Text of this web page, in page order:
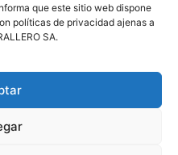
que este sitio web dispone
políticas de privacidad ajenas a
SA.
sin compromiso